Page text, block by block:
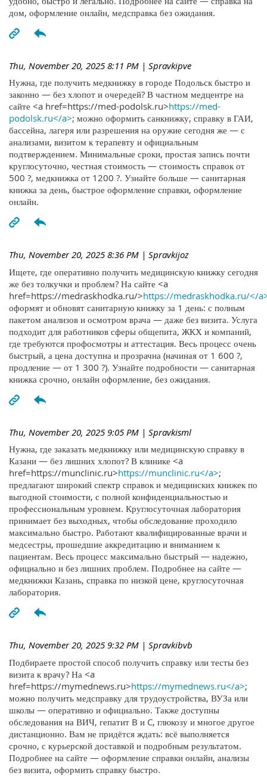
дом, оформление онлайн, медсправка без ожидания.
Thu, November 20, 2025 8:11 PM | Spravkipve
Нужна, где получить медкнижку в городе Подольск быстро и
законно — без хлопот и очередей? В частном медцентре на
сайте <a href=https://med-podolsk.ru>https://med-
podolsk.ru</a>; можно оформить санкнижку, справку в ГАИ,
бассейна, лагеря или разрешения на оружие сегодня же — с
анализами, визитом к терапевту и официальным
подтверждением. Минимальные сроки, простая запись почти
круглосуточно, честная стоимость — стоимость справок от
500 ?, медкнижка от 1200 ?. Узнайте больше — санитарная
книжка за день, быстрое оформление справки, оформление
онлайн.
Thu, November 20, 2025 8:36 PM | Spravkijoz
Ищете, где оперативно получить медицинскую книжку сегодня
же без толкучки и проблем? На сайте <a
href=https://medraskhodka.ru/>https://medraskhodka.ru/</
оформят и обновят санитарную книжку за 1 день: с полным
пакетом анализов и осмотром врача — даже без визита. Услуга
подходит для работников сферы общепита, ЖКХ и компаний,
где требуются профосмотры и аттестация. Весь процесс очень
быстрый, а цена доступна и прозрачна (начиная от 1 600 ?,
продление — от 1 300 ?). Узнайте подробности — санитарная
книжка срочно, онлайн оформление, без ожидания.
Thu, November 20, 2025 9:05 PM | Spravkisml
Нужна, где заказать медкнижку или медицинскую справку в
Казани — без лишних хлопот? В клинике <a
href=https://munclinic.ru>https://munclinic.ru</a>;
предлагают широкий спектр справок и медицинских книжек по
выгодной стоимости, с полной конфиденциальностью и
профессиональным уровнем. Круглосуточная лаборатория
принимает без выходных, чтобы обследование проходило
максимально быстро. Работают квалифицированные врачи и
медсестры, прошедшие аккредитацию и вниманием к
пациентам. Весь процесс максимально быстрый — надежно,
официально и без лишних проблем. Подробнее на сайте —
медкнижки Казань, справка по низкой цене, круглосуточная
лаборатория.
Thu, November 20, 2025 9:32 PM | Spravkibvb
Подбираете простой способ получить справку или тесты без
визита к врачу? На <a
href=https://mymednews.ru>https://mymednews.ru</a>;
можно получить медсправку для трудоустройства, ВУЗа или
школы — оперативно и официально. Также доступны
обследования на ВИЧ, гепатит B и C, глюкозу и многое другое
дистанционно. Вам не придётся ждать: всё выполняется
срочно, с курьерской доставкой и подробным результатом.
Подробнее на сайте — оформление справки онлайн, анализы
без визита, оформить справку быстро.